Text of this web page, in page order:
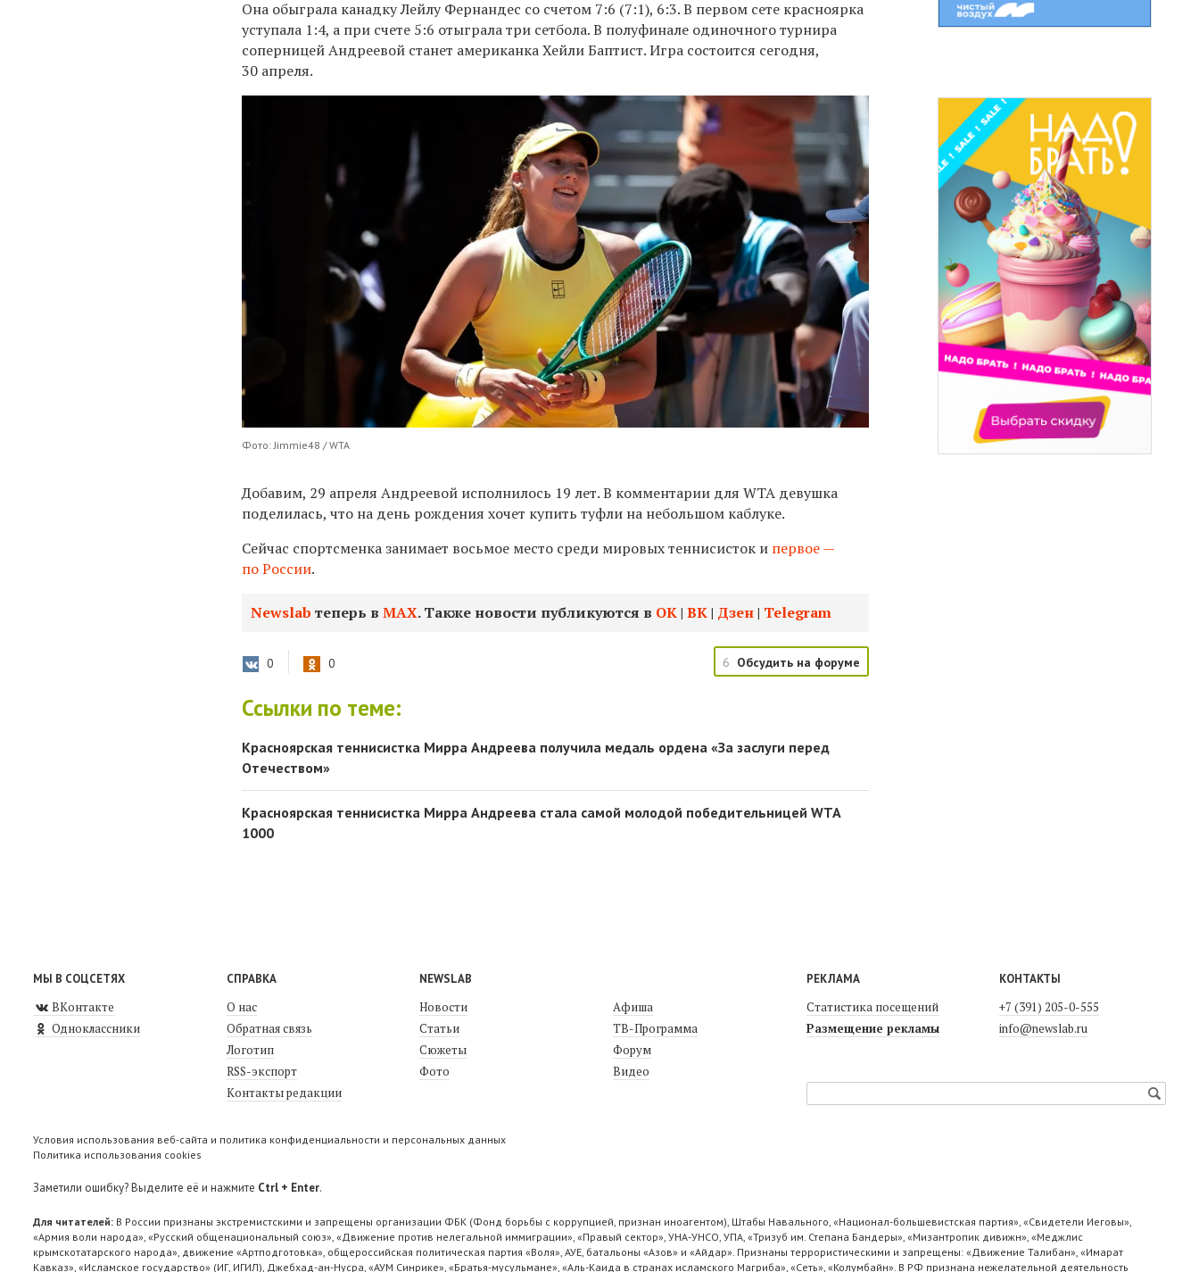
Она обыграла канадку Лейлу Фернандес со счетом 7:6 (7:1), 6:3. В первом сете красноярка
уступала 1:4, а при счете 5:6 отыграла три сетбола. В полуфинале одиночного турнира
соперницей Андреевой станет американка Хейли Баптист. Игра состоится сегодня,
30 апреля.
Фото: Jimmie48 / WTA
Добавим, 29 апреля Андреевой исполнилось 19 лет. В комментарии для WTA девушка
поделилась, что на день рождения хочет купить туфли на небольшом каблуке.
Сейчас спортсменка занимает восьмое место среди мировых теннисисток и первое —
по России.
Newslab теперь вМАХ. Также новости публикуются в ОК| ВК| Дзен| Telegram
0 0 6 Обсудить на форуме
Ссылки по теме:
Красноярская теннисистка Мирра Андреева получила медаль ордена «За заслуги перед
Отечеством»
Красноярская теннисистка Мирра Андреева стала самой молодой победительницей WTA
1000
МЫ В СОЦСЕТЯХ
ВКонтакте
Одноклассники
СПРАВКА
О нас
Обратная связь
Логотип
RSS-экспорт
Контакты редакции
NEWSLAB
Новости
Статьи
Сюжеты
Фото
Афиша
ТВ-Программа
Форум
Видео
РЕКЛАМА
Статистика посещений
Размещение рекламы
КОНТАКТЫ
+7 (391) 205-0-555
info@newslab.ru
Условия использования веб-сайта и политика конфиденциальности и персональных данных
Политика использования cookies
Заметили ошибку? Выделите её и нажмите Ctrl + Enter.
Для читателей: В России признаны экстремистскими и запрещены организации ФБК (Фонд борьбы с коррупцией, признан иноагентом), Штабы Навального, «Национал-большевистская партия», «Свидетели Иеговы»,
«Армия воли народа», «Русский общенациональный союз», «Движение против нелегальной иммиграции», «Правый сектор», УНА-УНСО, УПА, «Тризуб им. Степана Бандеры», «Мизантропик дивижн», «Меджлис
крымскотатарского народа», движение «Артподготовка», общероссийская политическая партия «Воля», АУЕ, батальоны «Азов» и «Айдар». Признаны террористическими и запрещены: «Движение Талибан», «Имарат
Кавказ», «Исламское государство» (ИГ, ИГИЛ), Джебхад-ан-Нусра, «АУМ Синрике», «Братья-мусульмане», «Аль-Каида в странах исламского Магриба», «Сеть», «Колумбайн». В РФ признана нежелательной деятельность